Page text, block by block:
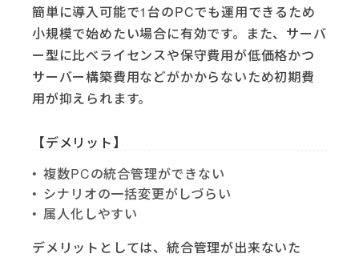
簡単に導入可能で1台のPCでも運用できるため
小規模で始めたい場合に有効です。また、サーバ
ー型に比べライセンスや保守費用が低価格かつ
サーバー構築費用などがかからないため初期費
用が抑えられます。
【デメリット】
複数PCの統合管理ができない
シナリオの一括変更がしづらい
属人化しやすい
デメリットとしては、統合管理が出来ないた